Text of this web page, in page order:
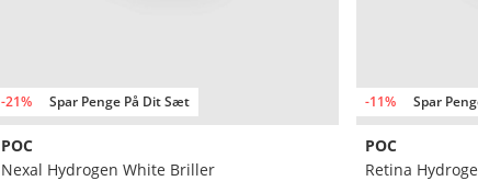
-21% Spar Penge På Dit Sæt
POC
Nexal Hydrogen White Briller
-11% Spar
POC
Retina